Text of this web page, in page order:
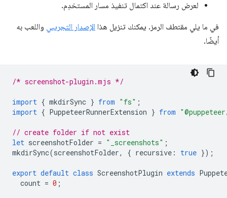
لعرض رسالة عند اكتمال تنفيذ مسار المستخدِم.
في ما يلي مقتطف الرمز. يمكنك تنزيل هذا الإصدار التجريبي واللعب به
أيضًا.
/* screenshot-plugin.mjs */
import { mkdirSync } from "fs" ;
import { PuppeteerRunnerExtension } from
// create folder if not exist
let screenshotFolder = "_screenshots" ;
mkdirSync(screenshotFolder, { recursive : true });
export default class ScreenshotPlugin extends
count = 0 ;